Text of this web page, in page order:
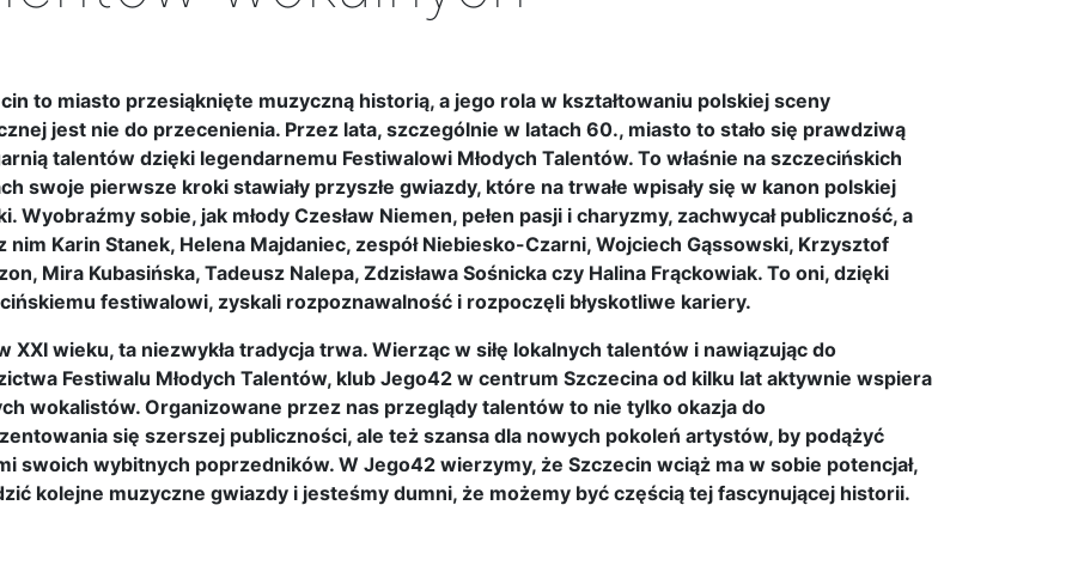
to miasto przesiąknięte muzyczną historią, a jego rola w kształtowaniu polskiej sceny
jest nie do przecenienia. Przez lata, szczególnie w latach 60., miasto to stało się prawdziwą
talentów dzięki legendarnemu Festiwalowi Młodych Talentów. To właśnie na szczecińskich
swoje pierwsze kroki stawiały przyszłe gwiazdy, które na trwałe wpisały się w kanon polskiej
Wyobraźmy sobie, jak młody Czesław Niemen, pełen pasji i charyzmy, zachwycał publiczność, a
nim Karin Stanek, Helena Majdaniec, zespół Niebiesko-Czarni, Wojciech Gąssowski, Krzysztof
Mira Kubasińska, Tadeusz Nalepa, Zdzisława Sośnicka czy Halina Frąckowiak. To oni, dzięki
festiwalowi, zyskali rozpoznawalność i rozpoczęli błyskotliwe kariery.
XXI wieku, ta niezwykła tradycja trwa. Wierząc w siłę lokalnych talentów i nawiązując do
Festiwalu Młodych Talentów, klub Jego42 w centrum Szczecina od kilku lat aktywnie wspiera
wokalistów. Organizowane przez nas przeglądy talentów to nie tylko okazja do
się szerszej publiczności, ale też szansa dla nowych pokoleń artystów, by podążyć
swoich wybitnych poprzedników. W Jego42 wierzymy, że Szczecin wciąż ma w sobie potencjał,
kolejne muzyczne gwiazdy i jesteśmy dumni, że możemy być częścią tej fascynującej historii.